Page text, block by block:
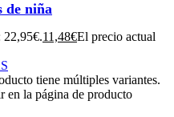
de niña
22,95€.11,48€El precio actual
tiene múltiples variantes.
en la página de producto